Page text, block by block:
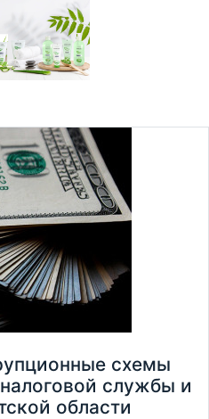
схемы
службы и
области